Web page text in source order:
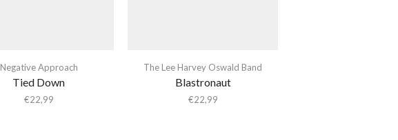
Negative Approach
Tied Down
€22,99
The Lee Harvey Oswald Band
Blastronaut
€22,99